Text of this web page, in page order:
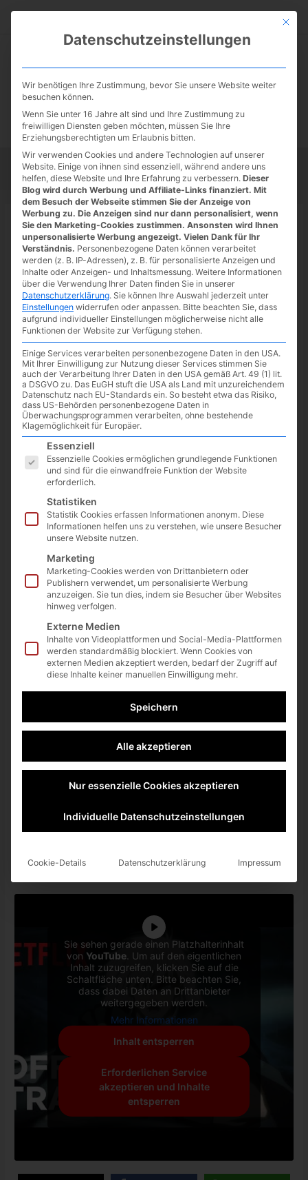
Startseite Tipps Tutorials Tests
Startseite»News
Netflix: Anime-Serie Bastard!! Der
Gott der Zerstörung ab 30. Juni
18.06.2022/ VonSpoonie/Schreibe einen Kommentar
minute of reading
Und nochmal eine Netflix Anime-Serie –Bastard!! Der Gott der
Zerstörung. Los geht es ab dem30. Juni.
Beschreibung von Netflix:
400 Jahre nach dem Zusammenbruch der modernen
Zivilisation wird die Welt von einem Chaos aus Schwertern
und Magie beherrscht. Angeführt von den extrem mächtigen
vier Himmelskönigen hat die Armee der dunklen Rebellen
Pläne, die Göttin der Zerstörung Anthrasax wiederauferstehen
zu lassen, und erweitert ihren Herrschaftsbereich, um
letztendlich die Kontrolle über die Welt zu erlangen. Das
Königreich Metallicana auf dem Central Metallion Continent
wird von der durch einen Zauberer angeführten Armee der
dunklen Rebellen überfallen. Tia Noto Yoko, die Tochter des
Königreich zu retten: Sie muss den alten großen Zauberer, der
einst die Welt beherrschen wollte und der im Körper ihres
Sandkastenfreunds Lucien Renren versiegelt ist,
wiederauferstehen lassen. Um das Siegel zu brechen, genügt
der Kuss einer Jungfrau. Angesichts der drohenden Gefahr
küsst Yoko Lucien und in diesem Moment füllt sich der Raum
mit einer dunklen und mächtigen Energie. Der stärkste,
wildeste und attraktivste Protagonist, der legendäre Zauberer
Dark Schneider – was für ein cooler Name 🙂
Sie sehen gerade einen Platzhalterinhalt
von YouTube . Um auf den eigentlichen
Inhalt zuzugreifen, klicken Sie auf die
Schaltfläche unten. Bitte beachten Sie,
dass dabei Daten an Drittanbieter
weitergegeben werden.
Mehr Informationen
Inhalt entsperren
Erforderlichen Service
akzeptieren und Inhalte
entsperren
Mit
Datenschutzeinstellungen
Wir benötigen Ihre Zustimmung, bevor Sie unsere Website weiter
besuchen können.
Wenn Sie unter 16 Jahre alt sind und Ihre Zustimmung zu
freiwilligen Diensten geben möchten, müssen Sie Ihre
Erziehungsberechtigten um Erlaubnis bitten.
Wir verwenden Cookies und andere Technologien auf unserer
Website. Einige von ihnen sind essenziell, während andere uns
helfen, diese Website und Ihre Erfahrung zu verbessern. Dieser
Blog wird durch Werbung und Affiliate-Links finanziert. Mit
dem Besuch der Webseite stimmen Sie der Anzeige von
Werbung zu. Die Anzeigen sind nur dann personalisiert, wenn
Sie den Marketing-Cookies zustimmen. Ansonsten wird Ihnen
unpersonalisierte Werbung angezeigt. Vielen Dank für Ihr
Verständnis. Personenbezogene Daten können verarbeitet
werden (z. B. IP-Adressen), z. B. für personalisierte Anzeigen und
Inhalte oder Anzeigen- und Inhaltsmessung. Weitere Informationen
über die Verwendung Ihrer Daten finden Sie in unserer
Datenschutzerklärung. Sie können Ihre Auswahl jederzeit unter
Einstellungen widerrufen oder anpassen. Bitte beachten Sie, dass
aufgrund individueller Einstellungen möglicherweise nicht alle
Funktionen der Website zur Verfügung stehen.
Einige Services verarbeiten personenbezogene Daten in den USA.
Mit Ihrer Einwilligung zur Nutzung dieser Services stimmen Sie
auch der Verarbeitung Ihrer Daten in den USA gemäß Art. 49 (1) lit.
a DSGVO zu. Das EuGH stuft die USA als Land mit unzureichendem
Datenschutz nach EU-Standards ein. So besteht etwa das Risiko,
dass US-Behörden personenbezogene Daten in
Überwachungsprogrammen verarbeiten, ohne bestehende
Klagemöglichkeit für Europäer.
Es folgt eine Liste der Service-Gruppen, für die eine
Essenziell
Essenzielle Cookies ermöglichen grundlegende Funktionen
und sind für die einwandfreie Funktion der Website
erforderlich.
Statistiken
Statistik Cookies erfassen Informationen anonym. Diese
Informationen helfen uns zu verstehen, wie unsere Besucher
unsere Website nutzen.
Marketing
Marketing-Cookies werden von Drittanbietern oder
Publishern verwendet, um personalisierte Werbung
anzuzeigen. Sie tun dies, indem sie Besucher über Websites
hinweg verfolgen.
Externe Medien
Inhalte von Videoplattformen und Social-Media-Plattformen
werden standardmäßig blockiert. Wenn Cookies von
externen Medien akzeptiert werden, bedarf der Zugriff auf
diese Inhalte keiner manuellen Einwilligung mehr.
Speichern
Alle akzeptieren
Nur essenzielle Cookies akzeptieren
Individuelle Datenschutzeinstellungen
Cookie-Details Datenschutzerklärung Impressum